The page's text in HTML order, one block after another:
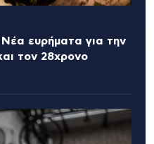
ευρήματα για την
τον 28χρονο